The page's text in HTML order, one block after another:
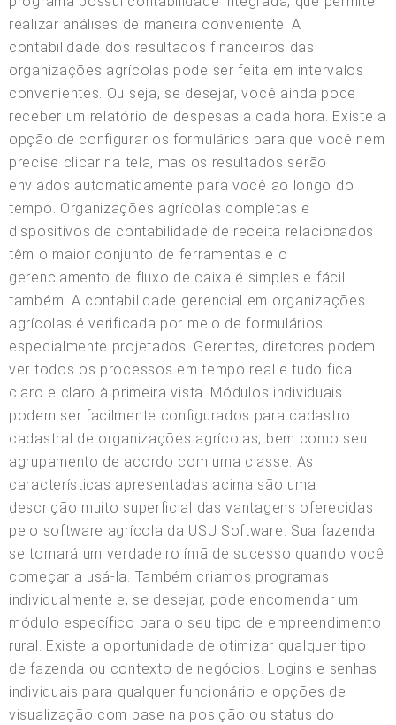
realizar análises de maneira conveniente. A
contabilidade dos resultados financeiros das
organizações agrícolas pode ser feita em intervalos
convenientes. Ou seja, se desejar, você ainda pode
receber um relatório de despesas a cada hora. Existe a
opção de configurar os formulários para que você nem
precise clicar na tela, mas os resultados serão
enviados automaticamente para você ao longo do
tempo. Organizações agrícolas completas e
dispositivos de contabilidade de receita relacionados
têm o maior conjunto de ferramentas e o
gerenciamento de fluxo de caixa é simples e fácil
também! A contabilidade gerencial em organizações
agrícolas é verificada por meio de formulários
especialmente projetados. Gerentes, diretores podem
ver todos os processos em tempo real e tudo fica
claro e claro à primeira vista. Módulos individuais
podem ser facilmente configurados para cadastro
cadastral de organizações agrícolas, bem como seu
agrupamento de acordo com uma classe. As
características apresentadas acima são uma
descrição muito superficial das vantagens oferecidas
pelo software agrícola da USU Software. Sua fazenda
se tornará um verdadeiro ímã de sucesso quando você
começar a usá-la. Também criamos programas
individualmente e, se desejar, pode encomendar um
módulo específico para o seu tipo de empreendimento
rural. Existe a oportunidade de otimizar qualquer tipo
de fazenda ou contexto de negócios. Logins e senhas
individuais para qualquer funcionário e opções de
visualização com base na posição ou status do